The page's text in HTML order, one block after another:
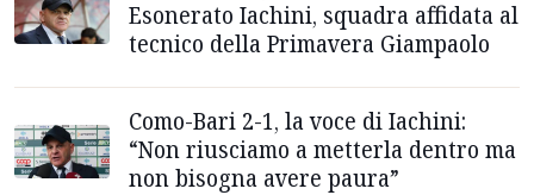
Esonerato Iachini, squadra affidata al
tecnico della Primavera Giampaolo
Como-Bari 2-1, la voce di Iachini:
“Non riusciamo a metterla dentro ma
non bisogna avere paura”